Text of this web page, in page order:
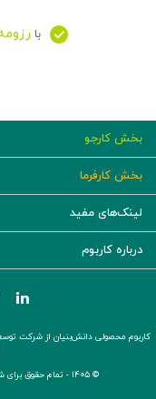
با
بخش کارجو
بخش کارفرما
لینک‌های مفید
درباره کاربوم
کاربوم محصولی دانش‌بنیان از شرکت توسعه
© ۱۴۰۵ -
تمام حقوق